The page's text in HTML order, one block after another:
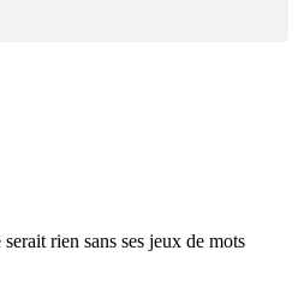
rien sans ses jeux de mots